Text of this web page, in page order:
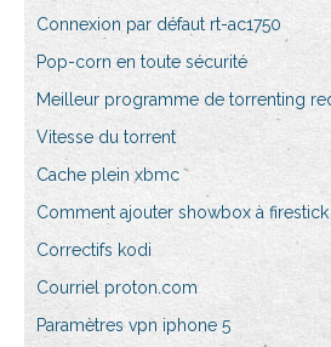
Connexion par défaut rt-ac1750
Pop-corn en toute sécurité
Meilleur programme de torrenting
Vitesse du torrent
Cache plein xbmc
Comment ajouter showbox à firestick
Correctifs kodi
Courriel proton.com
Paramètres vpn iphone 5